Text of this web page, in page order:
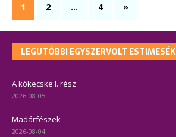
1 2 … 4 »
LEGUTÓBBI EGYSZERVOLT ESTIMESÉK
A kőkecske I. rész
2026-08-05
Madárfészek
2026-08-04